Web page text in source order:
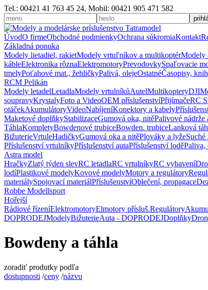
Tel.: 00421 41 763 45 24, Mobil: 00421 905 471 582
ÚvodO firmeObchodné podmienkyOchrana súkromiaKontakt
Základná ponuka
Modely lietadiel, rakietModely vrtuľníkov a multikoptérModely
kábleElektronika rôznaElektromotoryPrevodovkySpaľovacie
tmelyPoťahové mat., žehličkyPalivá, olejeOstatnéČasopisy,
RCM Pelikán
Modely letadelLetadlaModely vrtulníkůAutelMultikopteryDJI
soupravyKrystalyFoto a VideoOEM příslušenstvíPřijímačeRC
otáčekAkumulátoryVideoNabíjeníKonektory a kabely
Maketové doplňkyStabilizaceGumová oka, nitěPalivové nádrže
TáhlaKompletyBowdenové trubiceBowden. trubiceLanková
BižuterieVrtuleHadičkyGumová oka a nitěPlováky a lyže
Příslušenství vrtulníkyPříslušenství autaPříslušenství loděPaliva,
Astra model
HračkyZlatý týden slevRC letadlaRC vrtulníkyRC vybavení
lodíPlastikové modelyKovové modelyMotory a regulátory
materiálySpojovací materiálPříslušenstvíOblečení, propagace
Robbe Modellsport
Hořejší
Rádiové řízeníElektromotoryElmotory přísluš.Regulátory
DOPRODEJModelyBižuterieAuta - DOPRODEJDoplňky
Bowdeny a táhla
zoradiť produtky podľa
dostupnosti /ceny /názvu